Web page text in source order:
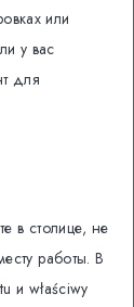
или
у вас
для
в столице, не
работы. В
и właściwy